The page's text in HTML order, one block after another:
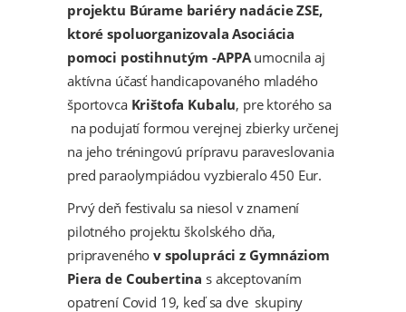
projektu Búrame bariéry nadácie ZSE,
ktoré spoluorganizovala Asociácia
pomoci postihnutým -APPAumocnila aj
aktívna účasť handicapovaného mladého
športovca Krištofa Kubalu, pre ktorého sa
na podujatí formou verejnej zbierky určenej
na jeho tréningovú prípravu paraveslovania
pred paraolympiádou vyzbieralo 450 Eur.
Prvý deň festivalu sa niesol v znamení
pilotného projektu školského dňa,
pripravenéhov spolupráci z Gymnáziom
Piera de Coubertina s akceptovaním
opatrení Covid 19, keď sa dve skupiny